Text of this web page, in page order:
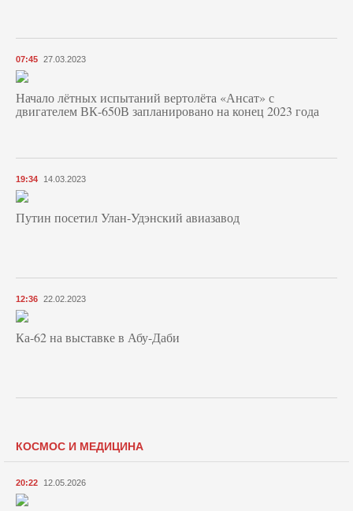
07:45 27.03.2023
Начало лётных испытаний вертолёта «Ансат» с
двигателем ВК-650В запланировано на конец 2023 года
19:34 14.03.2023
Путин посетил Улан-Удэнский авиазавод
12:36 22.02.2023
Ка-62 на выставке в Абу-Даби
КОСМОС И МЕДИЦИНА
20:22 12.05.2026